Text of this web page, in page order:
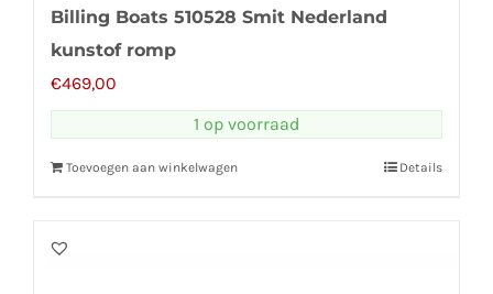
Billing Boats 510528 Smit Nederland
kunstof romp
€469,00
1 op voorraad
Toevoegen aan winkelwagen Details